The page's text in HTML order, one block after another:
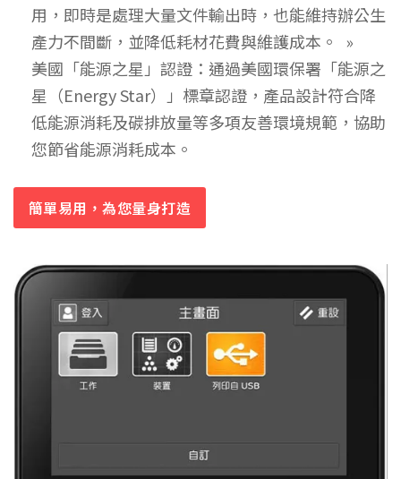
用，即時是處理大量文件輸出時，也能維持辦公生
產力不間斷，並降低耗材花費與維護成本。
美國「能源之星」認證：通過美國環保署「能源之
星（Energy Star）」標章認證，產品設計符合降
低能源消耗及碳排放量等多項友善環境規範，協助
您節省能源消耗成本。
簡單易用，為您量身打造